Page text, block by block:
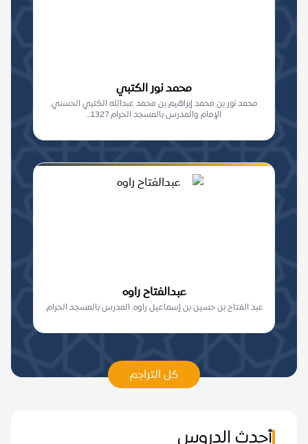
محمد نور الكتبي
محمد نور بن محمد إبراهيم بن محمد عبدالله الكتبي الحسني.
الإمام والمدرس بالمسجد الحرام 1327...
عبدالفتاح راوه
عبد الفتاح بن حسين بن إسماعيل راوه. المدرس بالمسجد الحرام.
كل التراجم
أحدث الدروس